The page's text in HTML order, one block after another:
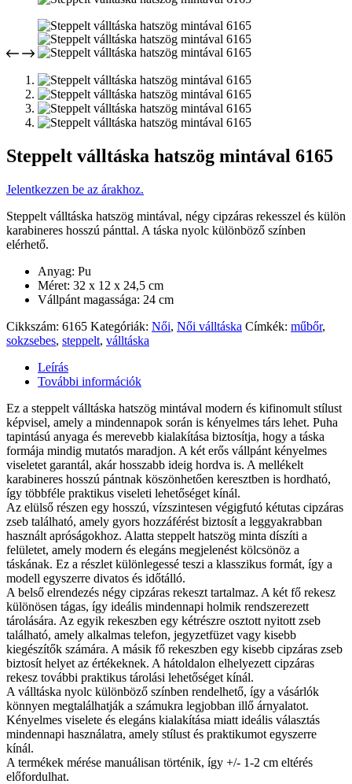
Steppelt válltáska hatszög mintával 6165
Jelentkezzen be az árakhoz.
Steppelt válltáska hatszög mintával, négy cipzáras rekesszel és külön
karabineres hosszú pánttal. A táska nyolc különböző színben
elérhető.
Anyag: Pu
Méret: 32 x 12 x 24,5 cm
Vállpánt magassága: 24 cm
Cikkszám: 6165 Kategóriák: Női, Női válltáska Címkék: műbőr,
sokzsebes, steppelt, válltáska
Leírás
További információk
Ez a steppelt válltáska hatszög mintával modern és kifinomult stílust
képvisel, amely a mindennapok során is kényelmes társ lehet. Puha
tapintású anyaga és merevebb kialakítása biztosítja, hogy a táska
formája mindig mutatós maradjon. A két erős vállpánt kényelmes
viseletet garantál, akár hosszabb ideig hordva is. A mellékelt
karabineres hosszú pántnak köszönhetően keresztben is hordható,
így többféle praktikus viseleti lehetőséget kínál.
Az elülső részen egy hosszú, vízszintesen végigfutó kétutas cipzáras
zseb található, amely gyors hozzáférést biztosít a leggyakrabban
használt apróságokhoz. Alatta steppelt hatszög minta díszíti a
felületet, amely modern és elegáns megjelenést kölcsönöz a
táskának. Ez a részlet különlegessé teszi a klasszikus formát, így a
modell egyszerre divatos és időtálló.
A belső elrendezés négy cipzáras rekeszt tartalmaz. A két fő rekesz
különösen tágas, így ideális mindennapi holmik rendszerezett
tárolására. Az egyik rekeszben egy kétrészre osztott nyitott zseb
található, amely alkalmas telefon, jegyzetfüzet vagy kisebb
kiegészítők számára. A másik fő rekeszben egy kisebb cipzáras zseb
biztosít helyet az értékeknek. A hátoldalon elhelyezett cipzáras
rekesz további praktikus tárolási lehetőséget kínál.
A válltáska nyolc különböző színben rendelhető, így a vásárlók
könnyen megtalálhatják a számukra legjobban illő árnyalatot.
Kényelmes viselete és elegáns kialakítása miatt ideális választás
mindennapi használatra, amely stílust és praktikumot egyszerre
kínál.
A termékek mérése manuálisan történik, így +/- 1-2 cm eltérés
előfordulhat.